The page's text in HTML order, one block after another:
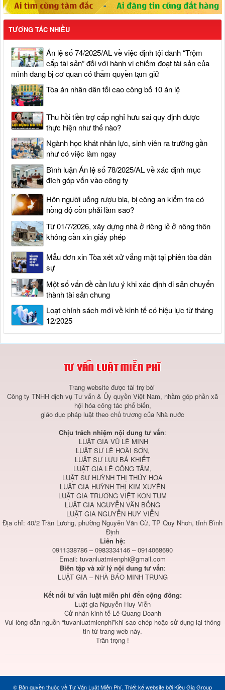
TƯƠNG TÁC NHIỀU
Án lệ số 74/2025/AL về việc định tội danh “Trộm
cắp tài sản” đối với hành vi chiếm đoạt tài sản của
mình đang bị cơ quan có thẩm quyền tạm giữ
Tòa án nhân dân tối cao công bố 10 án lệ
Thu hồi tiền trợ cấp nghỉ hưu sai quy định được
thực hiện như thế nào?
Ngành học khát nhân lực, sinh viên ra trường gần
như có việc làm ngay
Bình luận Án lệ số 78/2025/AL về xác định mục
đích góp vốn vào công ty
Hôn người uống rượu bia, bị công an kiểm tra có
nồng độ cồn phải làm sao?
Từ 01/7/2026, xây dựng nhà ở riêng lẻ ở nông thôn
không cần xin giấy phép
Mẫu đơn xin Tòa xét xử vắng mặt tại phiên tòa dân
sự
Một số vấn đề cần lưu ý khi xác định di sản chuyển
thành tài sản chung
Loạt chính sách mới về kinh tế có hiệu lực từ tháng
12/2025
Trang website được tài trợ bởi
Công ty TNHH dịch vụ Tư vấn & Ủy quyền Việt Nam, nhằm góp phần xã
hội hóa công tác phổ biến,
giáo dục pháp luật theo chủ trương của Nhà nước
Chịu trách nhiệm nội dung tư vấn:
LUẬT GIA VŨ LÊ MINH
LUẬT SƯ LÊ HOÀI SƠN,
LUẬT SƯ LƯU BÁ KHIẾT
LUẬT GIA LÊ CÔNG TÂM,
LUẬT SƯ HUỲNH THỊ THÚY HOA
LUẬT GIA HUỲNH THỊ KIM XUYÊN
LUẬT GIA TRƯƠNG VIỆT KON TUM
LUẬT GIA NGUYỄN VĂN BỔNG
LUẬT GIA NGUYỄN HUY VIỄN
Địa chỉ: 40/2 Trần Lương, phường Nguyễn Văn Cừ, TP Quy Nhơn, tỉnh Bình
Định
Liên hệ:
0911338786 – 0983334146 – 0914068690
Email: tuvanluatmienphi@gmail.com
Biên tập và xử lý nội dung tư vấn:
LUẬT GIA – NHÀ BÁO MINH TRUNG
Kết nối tư vấn luật miễn phí đến cộng đồng:
Luật gia Nguyễn Huy Viễn
Cử nhân kinh tế Lê Quang Doanh
Vui lòng dẫn nguồn “tuvanluatmienphi”khi sao chép hoặc sử dụng lại thông
tin từ trang web này.
Trân trọng !
© Bản quyền thuộc vềTư Vấn Luật Miễn Phí. Thiết kế websitebởiKiều Gia Group